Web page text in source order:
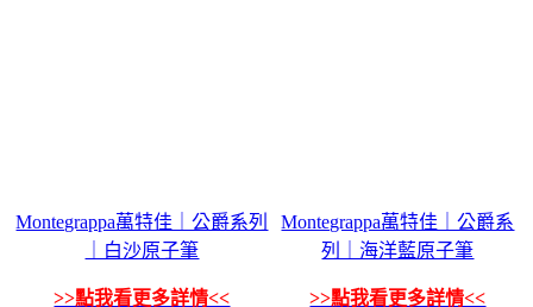
Montegrappa萬特佳｜公爵系列
｜白沙原子筆
>>點我看更多詳情<<
Montegrappa萬特佳｜公爵系
列｜海洋藍原子筆
>>點我看更多詳情<<